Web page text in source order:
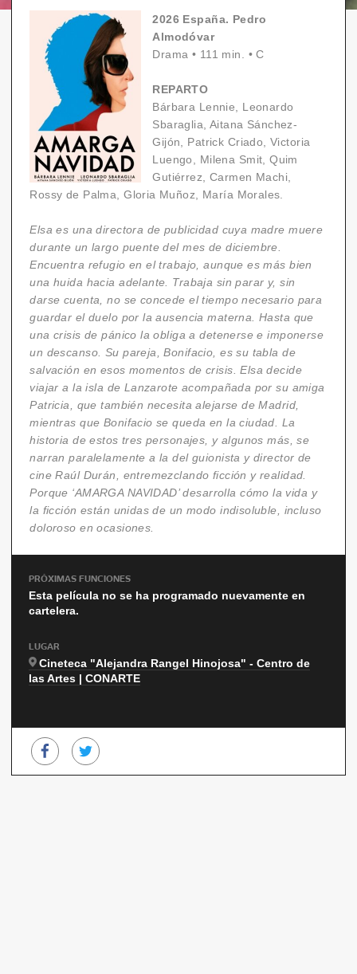
2026 España. Pedro
Almodóvar
Drama • 111 min. •C
REPARTO
Bárbara Lennie, Leonardo
Sbaraglia, Aitana Sánchez-
Gijón, Patrick Criado, Victoria
Luengo, Milena Smit, Quim
Gutiérrez, Carmen Machi,
Rossy de Palma, Gloria Muñoz, María Morales.
Elsa es una directora de publicidad cuya madre muere
durante un largo puente del mes de diciembre.
Encuentra refugio en el trabajo, aunque es más bien
una huida hacia adelante. Trabaja sin parar y, sin
darse cuenta, no se concede el tiempo necesario para
guardar el duelo por la ausencia materna. Hasta que
una crisis de pánico la obliga a detenerse e imponerse
un descanso. Su pareja, Bonifacio, es su tabla de
salvación en esos momentos de crisis. Elsa decide
viajar a la isla de Lanzarote acompañada por su amiga
Patricia, que también necesita alejarse de Madrid,
mientras que Bonifacio se queda en la ciudad. La
historia de estos tres personajes, y algunos más, se
narran paralelamente a la del guionista y director de
cine Raúl Durán, entremezclando ficción y realidad.
Porque ‘AMARGA NAVIDAD’ desarrolla cómo la vida y
la ficción están unidas de un modo indisoluble, incluso
doloroso en ocasiones.
PRÓXIMAS FUNCIONES
Esta película no se ha programado nuevamente en
cartelera.
LUGAR
Cineteca "Alejandra Rangel Hinojosa" - Centro de
las Artes | CONARTE